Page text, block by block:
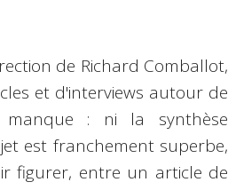
de Richard Comballot,
et d'interviews autour de
: ni la synthèse
est franchement superbe,
figurer, entre un article de